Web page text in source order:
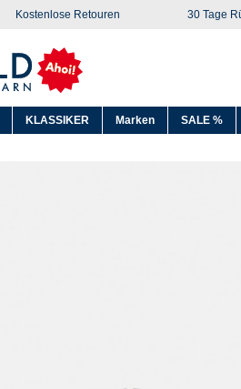
Kostenlose Retouren 30 Tage
KLASSIKER Marken SALE %